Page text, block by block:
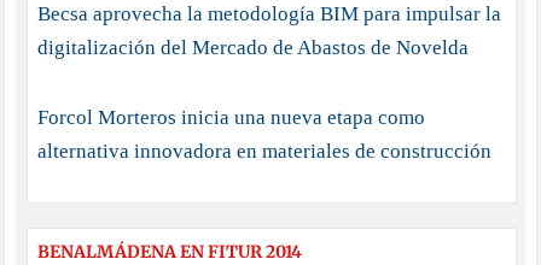
Becsa aprovecha la metodología BIM para impulsar la
digitalización del Mercado de Abastos de Novelda
Forcol Morteros inicia una nueva etapa como
alternativa innovadora en materiales de construcción
BENALMÁDENA EN FITUR 2014